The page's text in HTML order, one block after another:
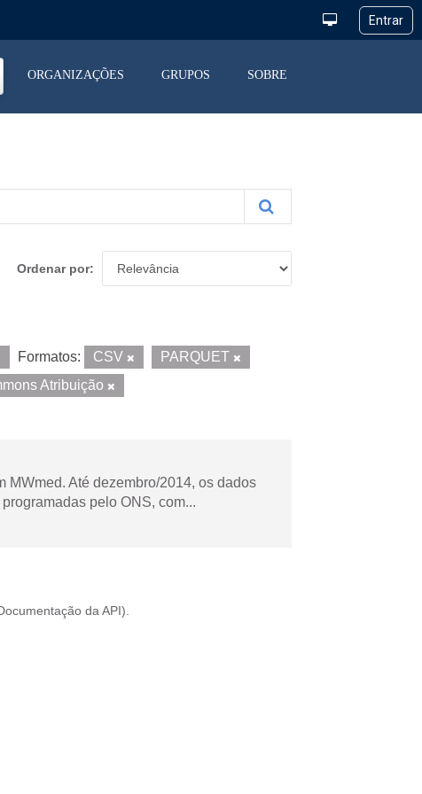
ORGANIZAÇÕES GRUPOS SOBRE
Ordenar por
Formatos: CSV
PARQUET
Atribuição
MWmed. Até dezembro/2014, os dados
pelo ONS, com...
da API ).